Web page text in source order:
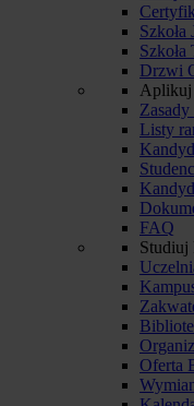
Szkoła
Szkoła
Drzwi
Aplikuj
Listy
FAQ
Studiuj
Oferta